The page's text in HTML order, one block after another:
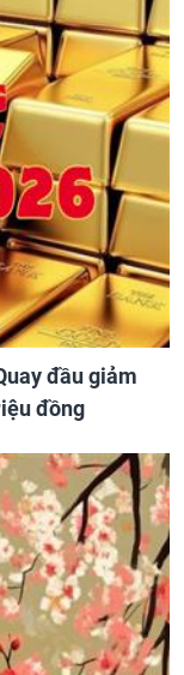
đầu giảm
đồng